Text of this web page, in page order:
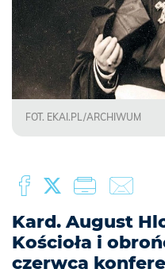
FOT. EKAI.PL/ARCHIWUM
Kard. August
Kościoła i
czerwca